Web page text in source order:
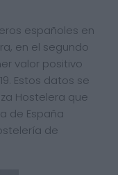
españoles en
en el segundo
valor positivo
Estos datos se
Hostelera que
de España
de